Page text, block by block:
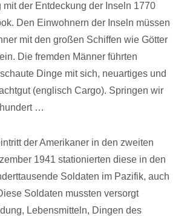
mit der Entdeckung der Inseln 1770
Den Einwohnern der Inseln müssen
mit den großen Schiffen wie Götter
Die fremden Männer führten
Dinge mit sich, neuartiges und
(englisch Cargo). Springen wir
…
der Amerikaner in den zweiten
1941 stationierten diese in den
Soldaten im Pazifik, auch
Soldaten mussten versorgt
Lebensmitteln, Dingen des